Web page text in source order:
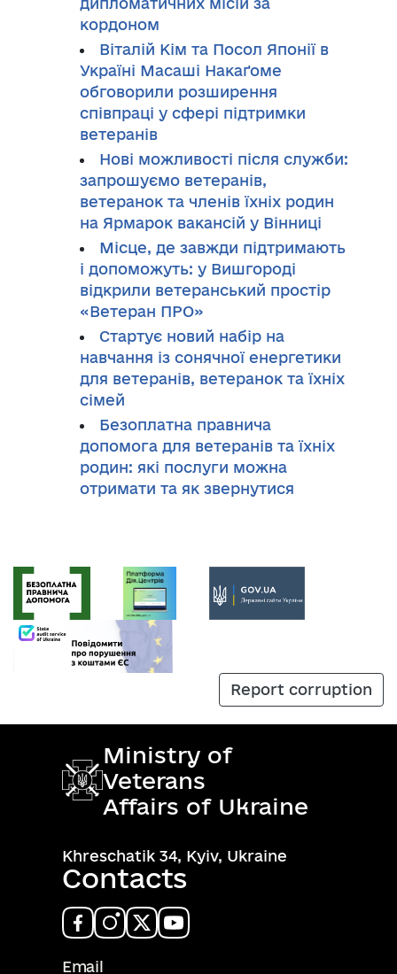
кордоном
Віталій Кім та Посол Японії в
Україні Масаші Накаґоме
обговорили розширення
співпраці у сфері підтримки
ветеранів
Нові можливості після служби:
запрошуємо ветеранів,
ветеранок та членів їхніх родин
на Ярмарок вакансій у Вінниці
Місце, де завжди підтримають
і допоможуть: у Вишгороді
відкрили ветеранський простір
«Ветеран ПРО»
Стартує новий набір на
навчання із сонячної енергетики
для ветеранів, ветеранок та їхніх
сімей
Безоплатна правнича
допомога для ветеранів та їхніх
родин: які послуги можна
отримати та як звернутися
Report corruption
Ministry of
Veterans
Affairs of Ukraine
Khreschatik 34, Kyiv, Ukraine
Contacts
Email